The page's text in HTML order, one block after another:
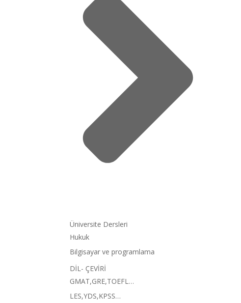
Üniversite Dersleri
Hukuk
Bilgisayar ve programlama
DİL- ÇEVİRİ
GMAT,GRE,TOEFL…
LES,YDS,KPSS…